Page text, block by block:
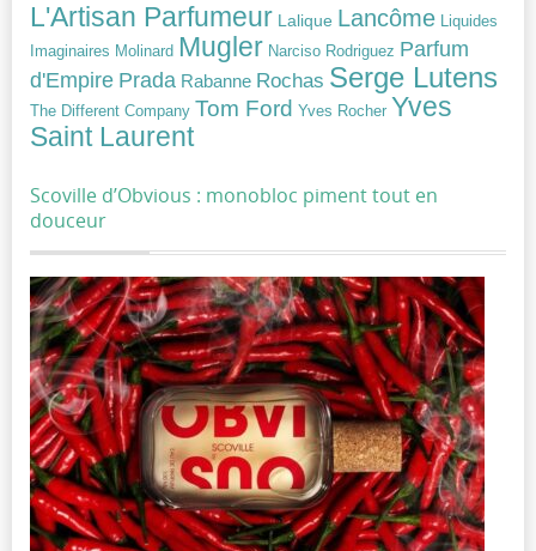
L'Artisan Parfumeur Lalique Lancôme Liquides
Imaginaires Molinard Mugler Narciso Rodriguez Parfum
d'Empire Prada Rabanne Rochas Serge Lutens
The Different Company Tom Ford Yves Rocher Yves
Saint Laurent
Scoville d’Obvious : monobloc piment tout en
douceur